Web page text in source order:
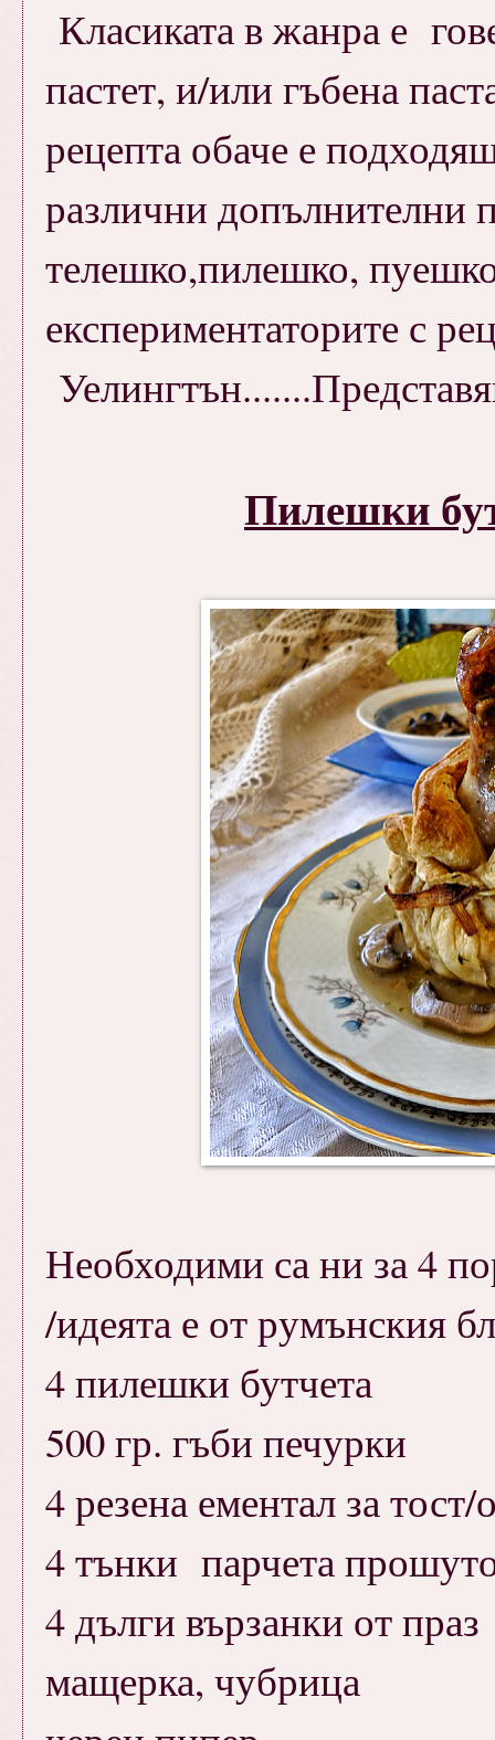
Класиката в жанра е
пастет, и/или гъбена
рецепта обаче е
различни допълнителни
телешко,пилешко,
експериментаторите с
Пилешки
Необходими са ни за 4
/идеята е от румънския
4 пилешки бутчета
500 гр. гъби печурки
4 резена ементал за
4 тънки парчета
4 дълги вързанки от праз
мащерка, чубрица